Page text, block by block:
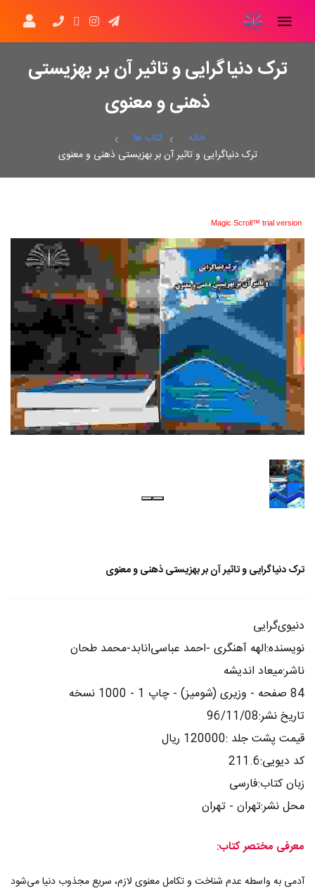
ترک دنیاگرایی و تاثیر آن بر بهزیستی
ذهنی و معنوی
خانه
کتاب ها
ترک دنیاگرایی و تاثیر آن بر بهزیستی ذهنی و معنوی
Magic Scroll™ trial version
ترک دنیاگرایی و تاثیر آن بر بهزیستی ذهنی و معنوی
دنیوی‌گرایی
نویسنده:الهه آهنگری -احمد عباسی‌انابد-محمد طحان
ناشر:میعاد اندیشه
84 صفحه - وزیری (شومیز) - چاپ 1 - 1000 نسخه
تاریخ نشر:96/11/08
قیمت پشت جلد :120000 ریال
کد دیویی:211.6
زبان کتاب:فارسی
محل نشر:تهران - تهران
معرفی مختصر کتاب:
آدمی به واسطه عدم شناخت و تکامل معنوی لازم، سریع مجذوب دنیا می‌شود